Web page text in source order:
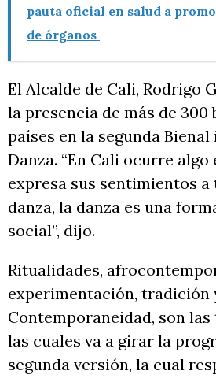
pauta oficial en salud a
de órganos
El Alcalde de Cali, Rodrigo
la presencia de más de 300
países en la segunda
Danza. “En Cali ocurre algo
expresa sus sentimientos a
danza, la danza es una
social”, dijo.
Ritualidades,
experimentación, tradición
Contemporaneidad, son
las cuales va a girar la
segunda versión, la cual